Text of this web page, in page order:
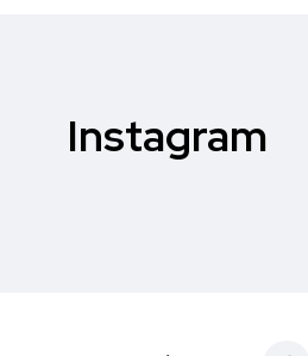
Instagram